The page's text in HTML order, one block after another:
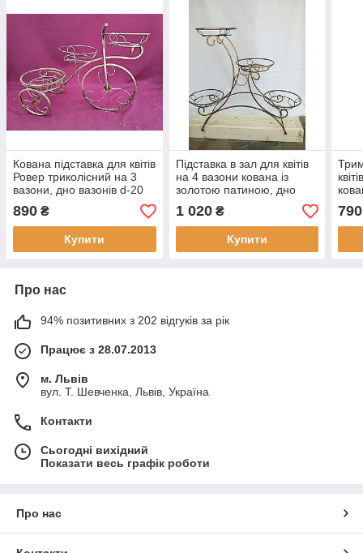
Кована підставка для квітів
Ровер триколісний на 3
вазони, дно вазонів d-20
см, d-15 см, Хатинка
890 ₴
Купити
Підставка в зал для квітів
на 4 вазони кована із
золотою патиною, дно
вазону d-20 см, Хатинка
1 020₴
Купити
см,
790
Про нас
94% позитивних з 202 відгуків за рік
Працює з 28.07.2013
м. Львів
вул. Т. Шевченка, Львів, Україна
Контакти
Сьогодні вихідний
Показати весь графік роботи
Про нас